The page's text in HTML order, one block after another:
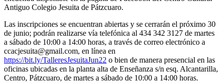
Antiguo Colegio Jesuita de Pátzcuaro.
Las inscripciones se encuentran abiertas y se cerrarán el próximo 30
de junio; podrán realizarse vía telefónica al 434 342 3127 de martes
a sábado de 10:00 a 14:00 horas, a través de correo electrónico a
ccacjesuita@gmail.com, en línea en
https://bit.ly/TalleresJesuitaJun22 o bien de manera presencial en las
oficinas ubicadas en la planta alta de Enseñanza s/n esq. Alcantarilla,
Centro, Pátzcuaro, de martes a sábado de 10:00 a 14:00 horas.